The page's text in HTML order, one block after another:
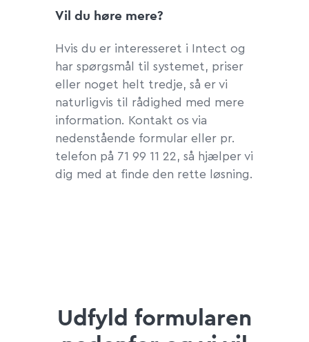
Vil du høre mere?
Hvis du er interesseret i Intect og
har spørgsmål til systemet, priser
eller noget helt tredje, så er vi
naturligvis til rådighed med mere
information. Kontakt os via
nedenstående formular eller pr.
telefon på 71 99 11 22, så hjælper vi
dig med at finde den rette løsning.
Udfyld formularen